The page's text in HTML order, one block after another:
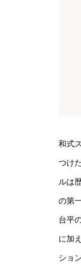
和式
つけ
ルは
の第
台平
に加
ショ